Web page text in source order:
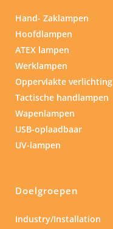
Hand- Zaklampen
Hoofdlampen
ATEX lampen
Werklampen
Oppervlakte verlichting
Tactische handlampen
Wapenlampen
USB-oplaadbaar
UV-lampen
Doelgroepen
Industry/Installation